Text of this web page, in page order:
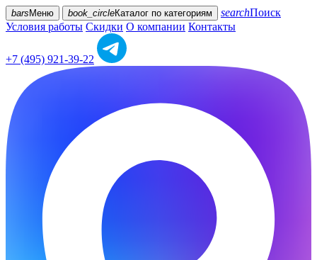
bars Меню book_circleКаталог по категориям searchПоиск
Условия работы Скидки О компании Контакты
+7 (495) 921-39-22